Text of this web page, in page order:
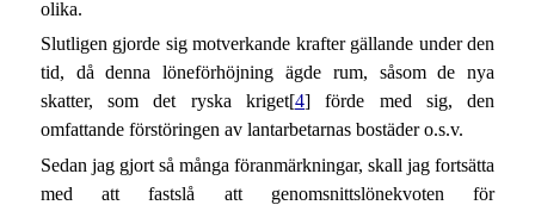
olika.
Slutligen gjorde sig motverkande krafter gällande under den
tid, då denna löneförhöjning ägde rum, såsom de nya
skatter, som det ryska kriget[4] förde med sig, den
omfattande förstöringen av lantarbetarnas bostäder o.s.v.
Sedan jag gjort så många föranmärkningar, skall jag fortsätta
med att fastslå att genomsnittslönekvoten för